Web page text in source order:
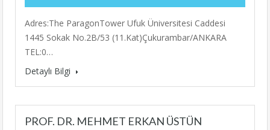
Adres:The ParagonTower Ufuk Üniversitesi Caddesi
1445 Sokak No.2B/53 (11.Kat)Çukurambar/ANKARA
TEL:0…
Detaylı Bilgi
PROF. DR. MEHMET ERKAN ÜSTÜN